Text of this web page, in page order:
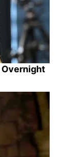
Overnight